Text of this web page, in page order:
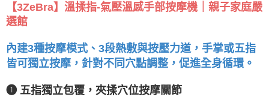
【3ZeBra】溫揉指-氣壓溫感手部按摩機｜親子家庭嚴
選館
內建3種按摩模式、3段熱敷與按壓力道，手掌或五指
皆可獨立按摩，針對不同穴點調整，促進全身循環。
❶ 五指獨立包覆，夾揉穴位按摩關節